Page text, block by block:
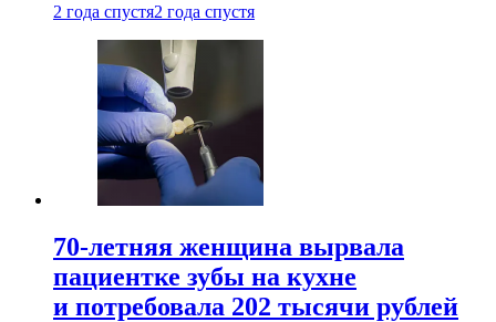
2 года спустя2 года спустя
70-летняя женщина вырвала
пациентке зубы на кухне
и потребовала 202 тысячи рублей